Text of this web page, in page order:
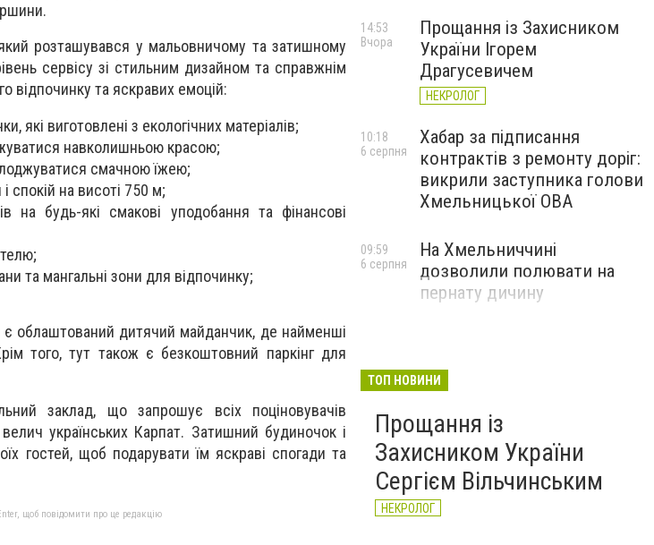
розташувався у мальовничому та затишному
сервісу зі стильним дизайном та справжнім
відпочинку та яскравих емоцій:
які виготовлені з екологічних матеріалів;
навколишньою красою;
смачною їжею;
спокій на висоті 750 м;
на будь-які смакові уподобання та фінансові
та мангальні зони для відпочинку;
є облаштований дитячий майданчик, де найменші
того, тут також є безкоштовний паркінг для
заклад, що запрошує всіх поціновувачів
українських Карпат. Затишний будиночок і
гостей, щоб подарувати їм яскраві спогади та
щоб повідомити про це редакцію
Прощання із Захисником
України Ігорем
Драгусевичем
НЕКРОЛОГ
14:53
Вчора
Хабар за підписання
контрактів з ремонту доріг:
викрили заступника голови
Хмельницької ОВА
10:18
6 серпня
На Хмельниччині
дозволили полювати на
пернату дичину
09:59
6 серпня
ТОП НОВИНИ
Прощання із
Захисником України
Сергієм Вільчинським
НЕКРОЛОГ